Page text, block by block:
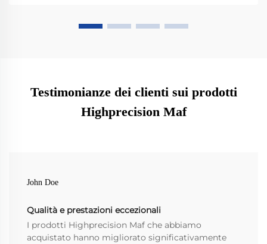
Testimonianze dei clienti sui prodotti
Highprecision Maf
John Doe
Qualità e prestazioni eccezionali
I prodotti Highprecision Maf che abbiamo
acquistato hanno migliorato significativamente